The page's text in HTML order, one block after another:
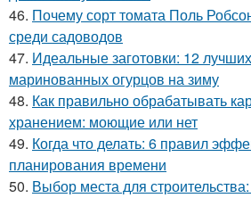
46. Почему сорт томата Поль
среди садоводов
47. Идеальные заготовки: 12
маринованных огурцов на зиму
48. Как правильно обрабатывать
хранением: моющие или нет
49. Когда что делать: 6 правил
планирования времени
50. Выбор места для